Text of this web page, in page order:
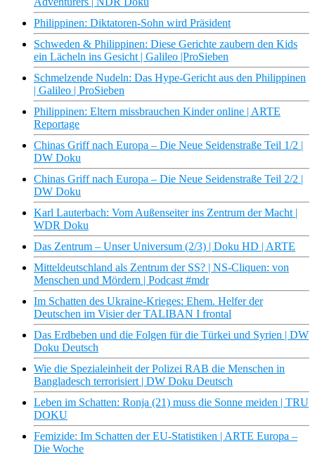
Philippinen: Diktatoren-Sohn wird Präsident
Schweden & Philippinen: Diese Gerichte zaubern den Kids
ein Lächeln ins Gesicht | Galileo |ProSieben
Schmelzende Nudeln: Das Hype-Gericht aus den Philippinen
| Galileo | ProSieben
Philippinen: Eltern missbrauchen Kinder online | ARTE
Reportage
Chinas Griff nach Europa – Die Neue Seidenstraße Teil 1/2 |
DW Doku
Chinas Griff nach Europa – Die Neue Seidenstraße Teil 2/2 |
DW Doku
Karl Lauterbach: Vom Außenseiter ins Zentrum der Macht |
WDR Doku
Das Zentrum – Unser Universum (2/3) | Doku HD | ARTE
Mitteldeutschland als Zentrum der SS? | NS-Cliquen: von
Menschen und Mördern | Podcast #mdr
Im Schatten des Ukraine-Krieges: Ehem. Helfer der
Deutschen im Visier der TALIBAN I frontal
Das Erdbeben und die Folgen für die Türkei und Syrien | DW
Doku Deutsch
Wie die Spezialeinheit der Polizei RAB die Menschen in
Bangladesch terrorisiert | DW Doku Deutsch
Leben im Schatten: Ronja (21) muss die Sonne meiden | TRU
DOKU
Femizide: Im Schatten der EU-Statistiken | ARTE Europa –
Die Woche